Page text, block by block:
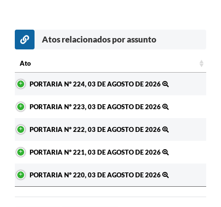
Atos relacionados por assunto
Ato
PORTARIA Nº 224, 03 DE AGOSTO DE 2026
PORTARIA Nº 223, 03 DE AGOSTO DE 2026
PORTARIA Nº 222, 03 DE AGOSTO DE 2026
PORTARIA Nº 221, 03 DE AGOSTO DE 2026
PORTARIA Nº 220, 03 DE AGOSTO DE 2026